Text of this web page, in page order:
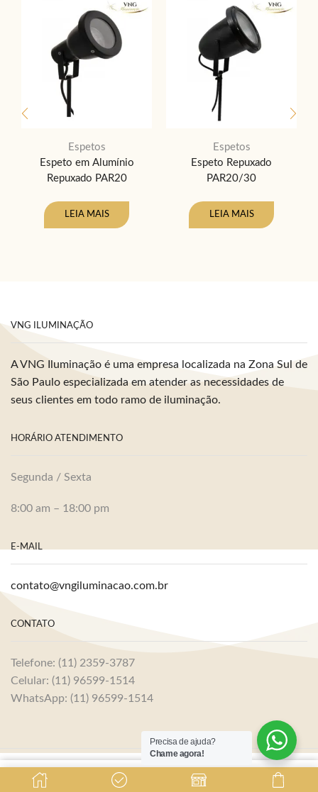
Espetos
Espeto em Alumínio
Repuxado PAR20
LEIA MAIS
Espetos
Espeto Repuxado
PAR20/30
LEIA MAIS
VNG ILUMINAÇÃO
A VNG Iluminação é uma empresa localizada na Zona Sul de
São Paulo especializada em atender as necessidades de
seus clientes em todo ramo de iluminação.
HORÁRIO ATENDIMENTO
Segunda / Sexta
8:00 am – 18:00 pm
E-MAIL
contato@vngiluminacao.com.br
CONTATO
Telefone: (11) 2359-3787
Celular: (11) 96599-1514
WhatsApp: (11) 96599-1514
Precisa de ajuda?
Chame agora!